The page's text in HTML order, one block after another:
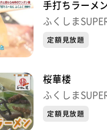
手打ちラーメ
ふくしま
定額見放題
桜華楼
ふくしま
定額見放題